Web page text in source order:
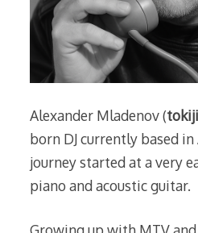
Alexander Mladenov (
born DJ currently based
journey started at a very
piano and acoustic guitar.